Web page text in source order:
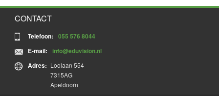
CONTACT
Telefoon:
055 576 8044
E-mail:
info@eduvision.nl
Adres: Loolaan 554
7315AG
Apeldoorn